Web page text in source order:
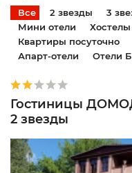
Все 2 звезды 3
Мини отели
Хостелы
Квартиры посуточно
Апарт-отели
Отели
Гостиницы
2 звезды